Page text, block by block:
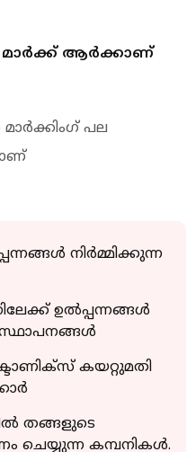
മാര്‍ക്ക് ആര്‍ക്കാണ്
പല
നിര്‍മ്മിക്കുന്ന
ഉല്‍പ്പന്നങ്ങള്‍
സ്ഥാപനങ്ങള്‍
കയറ്റുമതി
തങ്ങളുടെ
ചെയ്യുന്ന കമ്പനികള്‍.